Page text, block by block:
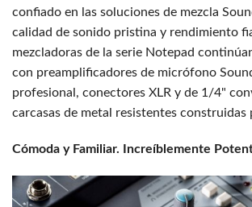
confiado en las soluciones de mezcla
calidad de sonido pristina y rendimiento
mezcladoras de la serie Notepad
con preamplificadores de micrófono
profesional, conectores XLR y de 1/4"
carcasas de metal resistentes construidas
Cómoda y Familiar. Increíblemente